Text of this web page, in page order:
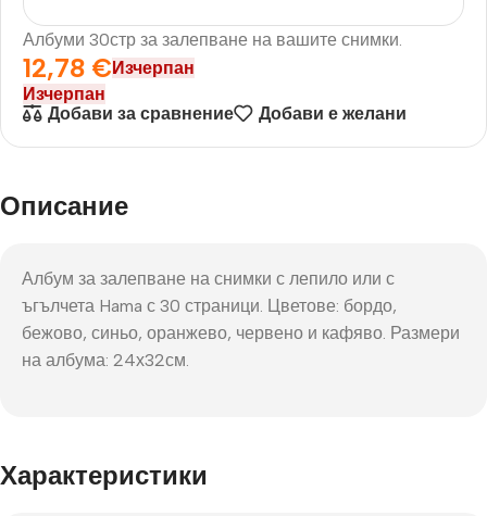
Албуми 30стр за залепване на вашите снимки.
12,78 €Изчерпан
Изчерпан
Добави за сравнение
Добави е желани
Описание
Албум за залепване на снимки с лепило или с
ъгълчета Hama с 30 страници. Цветове: бордо,
бежово, синьо, оранжево, червено и кафяво. Размери
на албума: 24х32см.
Характеристики